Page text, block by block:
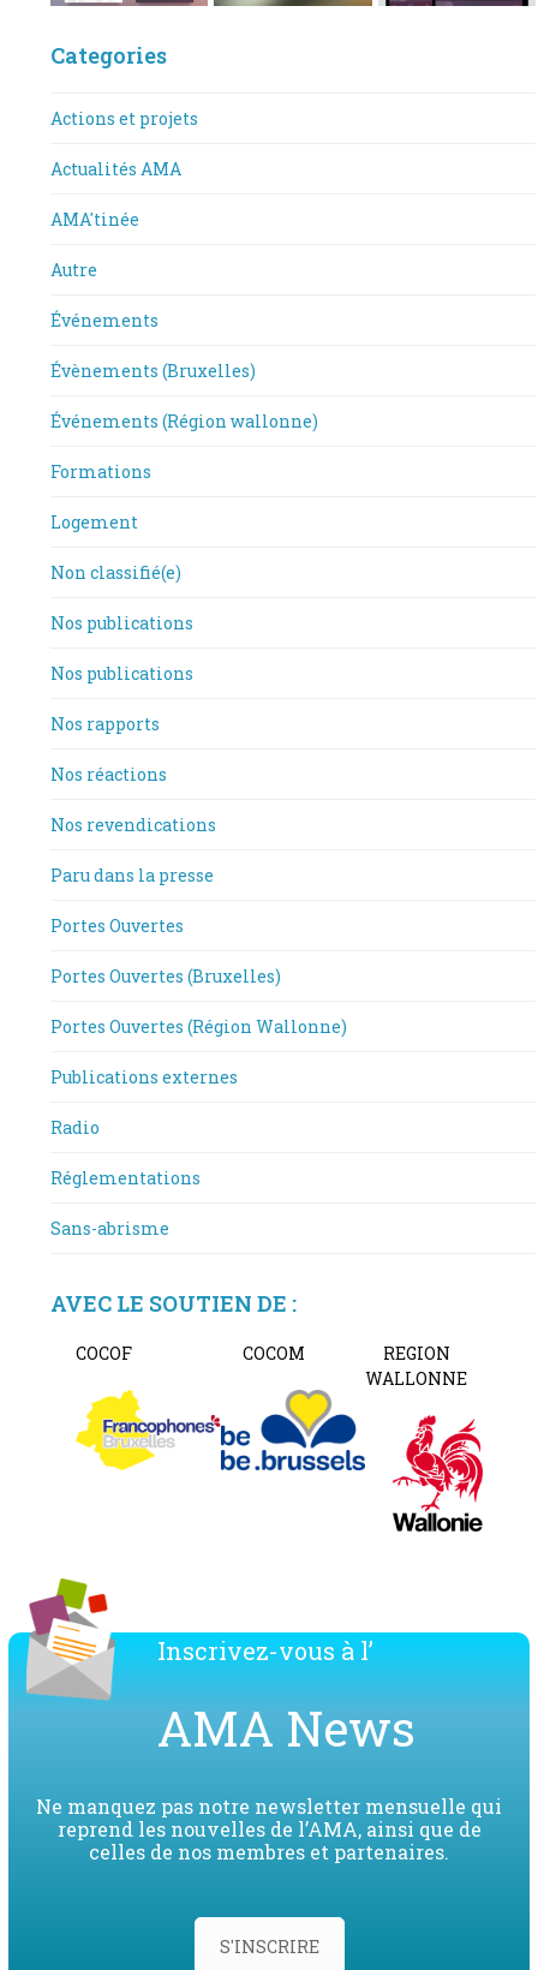
Categories
Actions et projets
Actualités AMA
AMA'tinée
Autre
Événements
Évènements (Bruxelles)
Événements (Région wallonne)
Formations
Logement
Non classifié(e)
Nos publications
Nos publications
Nos rapports
Nos réactions
Nos revendications
Paru dans la presse
Portes Ouvertes
Portes Ouvertes (Bruxelles)
Portes Ouvertes (Région Wallonne)
Publications externes
Radio
Réglementations
Sans-abrisme
AVEC LE SOUTIEN DE :
COCOF COCOM
REGION
WALLONNE
Inscrivez-vous à l’
AMA News
Ne manquez pas notre newsletter mensuelle qui
reprend les nouvelles de l’AMA, ainsi que de
celles de nos membres et partenaires.
S'INSCRIRE